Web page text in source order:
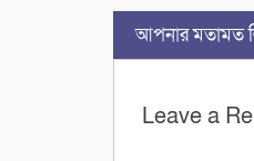
আপনার মতামত
Leave a